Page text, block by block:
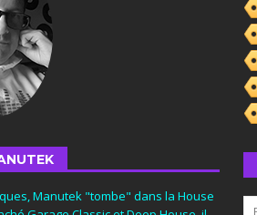
Manutek "tombe" dans la House